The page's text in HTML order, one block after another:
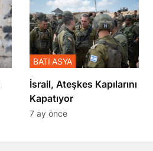
İsrail, Ateşkes Kapılarını
Kapatıyor
BATI ASYA
7 ay önce